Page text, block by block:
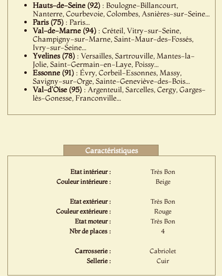
Hauts-de-Seine (92) : Boulogne-Billancourt,
Nanterre, Courbevoie, Colombes, Asnières-sur-Seine...
Paris (75) : Paris...
Val-de-Marne (94) : Créteil, Vitry-sur-Seine,
Champigny-sur-Marne, Saint-Maur-des-Fossés,
Ivry-sur-Seine...
Yvelines (78) : Versailles, Sartrouville, Mantes-la-
Jolie, Saint-Germain-en-Laye, Poissy...
Essonne (91) : Évry, Corbeil-Essonnes, Massy,
Savigny-sur-Orge, Sainte-Geneviève-des-Bois...
Val-d'Oise (95) : Argenteuil, Sarcelles, Cergy, Garges-
lès-Gonesse, Franconville...
Caractéristiques
Etat intérieur :
Très Bon
Couleur intérieure :
Beige
Etat extérieur :
Très Bon
Couleur extérieure :
Rouge
Etat moteur :
Très Bon
Nbr de places :
4
Carrosserie :
Cabriolet
Sellerie :
Cuir